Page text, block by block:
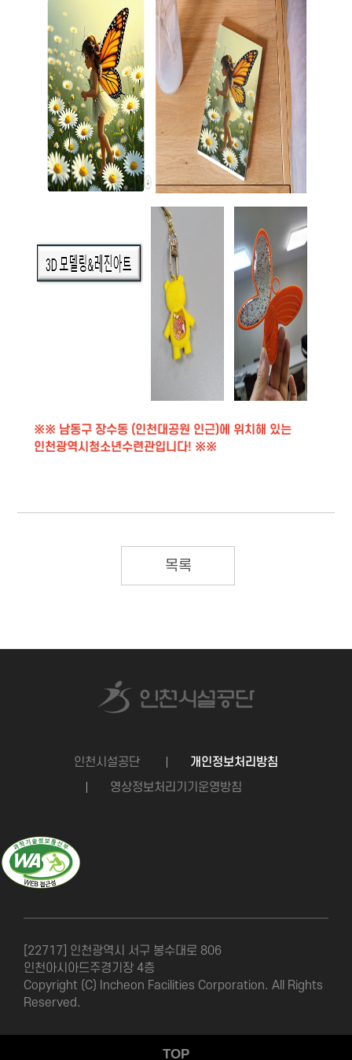
※※ 남동구 장수동 (인천대공원 인근)에 위치해 있는
인천광역시청소년수련관입니다! ※※
목록
인천시설공단
개인정보처리방침
영상정보처리기기운영방침
TOP
[22717] 인천광역시 서구 봉수대로 806
인천아시아드주경기장 4층
Copyright (C) Incheon Facilities Corporation. All Rights
Reserved.